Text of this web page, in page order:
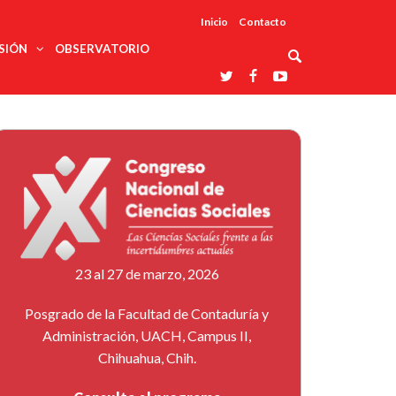
Inicio Contacto
ciencias
profesionales
trabajo
Redes
temáticas
Laboratorios
nacionales
Entidades
afines
Reconoce
La UDUALC
A La
Universidad
De México
En Su 475
Aniversario
OBSERVATORIO
23 al 27 de marzo, 2026
Posgrado de la Facultad de Contaduría y
Administración, UACH, Campus II,
Chihuahua, Chih.